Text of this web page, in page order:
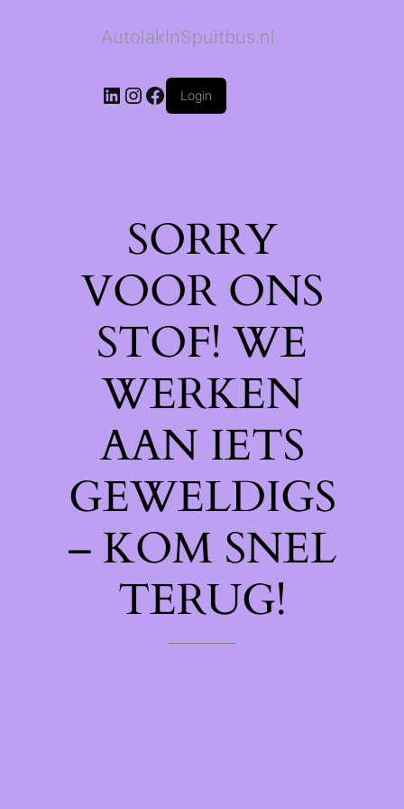
AutolakInSpuitbus.nl
LinkedIn
Instagram
Facebook
Login
SORRY
VOOR ONS
STOF! WE
WERKEN
AAN IETS
GEWELDIGS
– KOM SNEL
TERUG!